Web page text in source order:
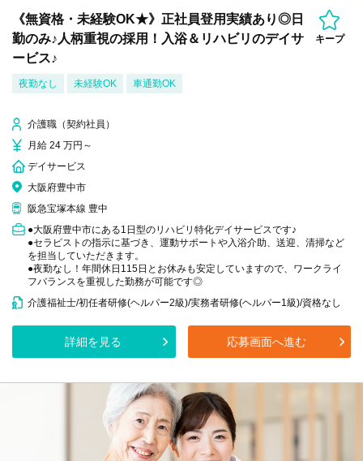
《無資格・未経験OK★》正社員登用実績あり◎日
勤のみ♪人柄重視の採用！入浴＆リハビリのデイサ
ービス♪
キープ
夜勤なし 未経験OK 車通勤OK
介護職（契約社員）
月給 24 万円～
デイサービス
大阪府豊中市
阪急宝塚本線 豊中
●大阪府豊中市にある1日型のリハビリ特化デイサービスです♪
●セラピストの指示に基づき、運動サポートや入浴介助、送迎、清掃など
を担当していただきます。
●夜勤なし！年間休日115日とお休みも安定していますので、ワークライ
フバランスを重視した勤務が可能です◎
介護福祉士/初任者研修(ヘルパー2級)/実務者研修(ヘルパー1級)/資格なし
詳細を見る 応募画面へ進む